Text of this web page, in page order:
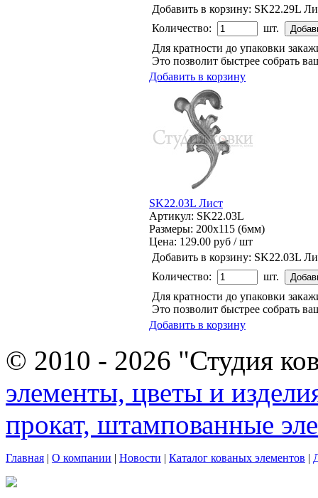
Добавить в корзину: SK22.29L
Количество:
шт.
Для кратности до упаковки
Это позволит быстрее собрать
Добавить в корзину
SK22.03L Лист
Артикул: SK22.03L
Размеры: 200x115 (6мм)
Цена: 129.00 руб / шт
Добавить в корзину: SK22.03L
Количество:
шт.
Для кратности до упаковки
Это позволит быстрее собрать
Добавить в корзину
© 2010 - 2026 "Студия
элементы, цветы и
прокат, штампованные
Главная | О компании | Новости | Каталог кованых элементов |